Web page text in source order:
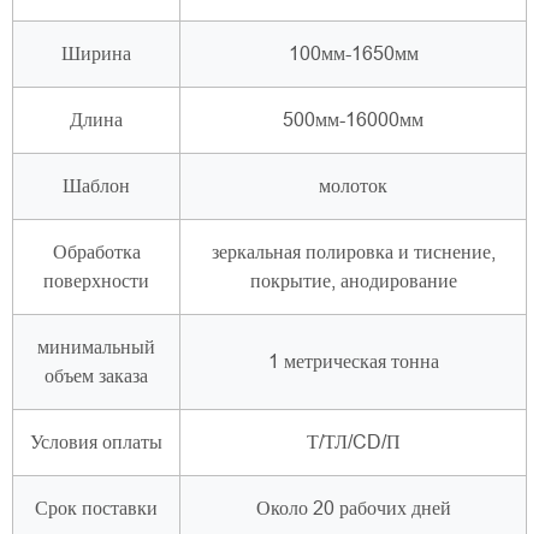
Ширина 100мм-1650мм
Длина 500мм-16000мм
Шаблон молоток
Обработка
поверхности
зеркальная полировка и тиснение,
покрытие, анодирование
минимальный
объем заказа
1 метрическая тонна
Условия оплаты Т/ТЛ/CD/П
Срок поставки Около 20 рабочих дней